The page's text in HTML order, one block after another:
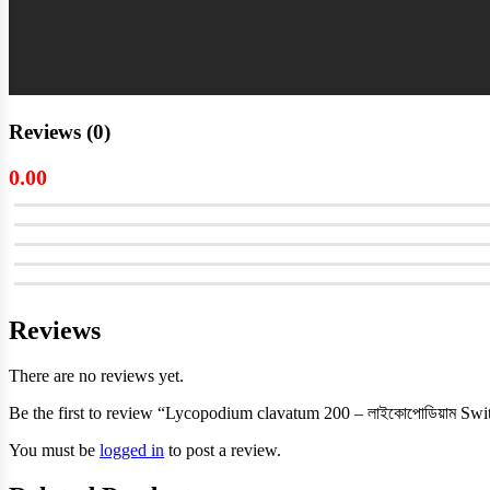
Reviews (0)
0.00
Reviews
There are no reviews yet.
Be the first to review “Lycopodium clavatum 200 – লাইকোপোডিয়াম
You must be logged in to post a review.